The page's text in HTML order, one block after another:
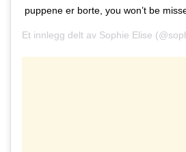
puppene er borte, you won’t be
Et innlegg delt av Sophie Elise